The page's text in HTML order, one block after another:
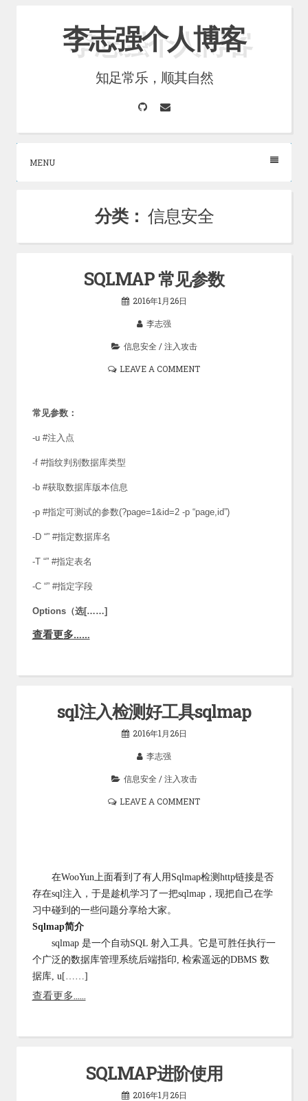
李志强个人博客
知足常乐，顺其自然
GitHubEmail
MENU
分类： 信息安全
SQLMAP ​常见参数
2016年1月26日
李志强
信息安全 /注入攻击
LEAVE A COMMENT
常见参数：
-u #注入点
-f #指纹判别数据库类型
-b #获取数据库版本信息
-p #指定可测试的参数(?page=1&id=2 -p “page,id”)
-D “” #指定数据库名
-T “” #指定表名
-C “” #指定字段
Options（选[……]
查看更多……
sql注入检测好工具sqlmap
2016年1月26日
李志强
信息安全 /注入攻击
LEAVE A COMMENT
在WooYun上面看到了有人用Sqlmap检测http链接是否
存在sql注入，于是趁机学习了一把sqlmap，现把自己在学
习中碰到的一些问题分享给大家。
Sqlmap简介
sqlmap 是一个自动SQL 射入工具。它是可胜任执行一
个广泛的数据库管理系统后端指印, 检索遥远的DBMS 数
据库, u[……]
查看更多……
SQLMAP进阶使用
2016年1月26日